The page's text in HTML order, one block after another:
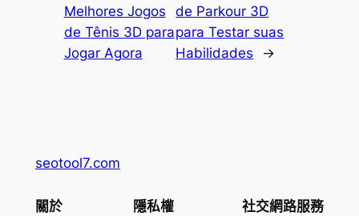
Melhores Jogos
de Tênis 3D para
Jogar Agora
de Parkour 3D
para Testar suas
Habilidades
→
seotool7.com
關於 隱私權 社交網路服務